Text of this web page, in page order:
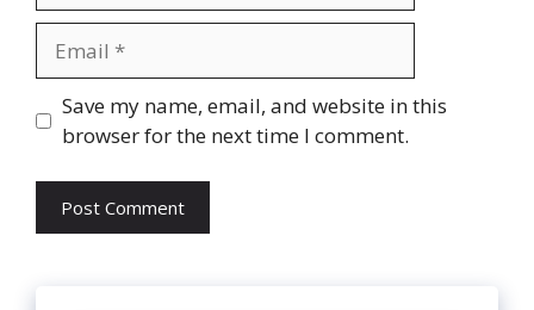
Website
Save my name, email, and website in this
browser for the next time I comment.